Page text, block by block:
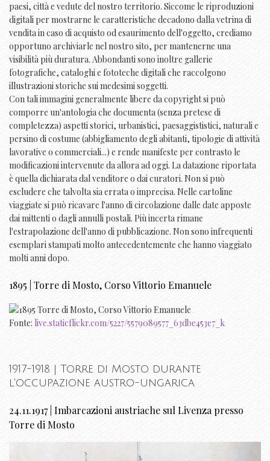
paesi, città e vedute del nostro territorio. Siccome le riproduzioni
digitali per mostrarne le caratteristiche decadono dalla vetrina di
vendita in caso di acquisto od esaurimento dell'oggetto, crediamo
opportuno archiviarle nel nostro sito, per mantenerne una
visibilità più duratura. Abbondanti sono inoltre gallerie
fotografiche, cataloghi e fototeche digitali che raccolgono
illustrazioni storiche sui medesimi soggetti.
Con tali immagini generalmente libere da copyright si può
comporre un'antologia che documenta (senza pretese di
completezza) aspetti storici, urbanistici, paesaggististici, naturali e
persino di costume (abbigliamento degli abitanti, tipologie di attività
lavorative o commerciali...) e rende manifeste per contrasto le
modificazioni intervenute da allora ad oggi. La datazione riportata
è quella dichiarata dal venditore o dai curatori. Non si può
escludere che talvolta sia errata o imprecisa. Nelle cartoline
viaggiate si può ricavare l'anno di circolazione dalle date apposte
dai mittenti o dagli annulli postali. Più incerta rimane
l'estrapolazione dell'anno di pubblicazione. Non sono infrequenti
esemplari stampati molto antecedentemente che hanno viaggiato
molti anni dopo.
1895 | Torre di Mosto, Corso Vittorio Emanuele
Fonte: live.staticflickr.com/5227/5579089577_63dbe453e7_k
1917-1918 | Torre di Mosto durante
l'occupazione austro-ungarica
24.11.1917 | Imbarcazioni austriache sul Livenza presso
Torre di Mosto